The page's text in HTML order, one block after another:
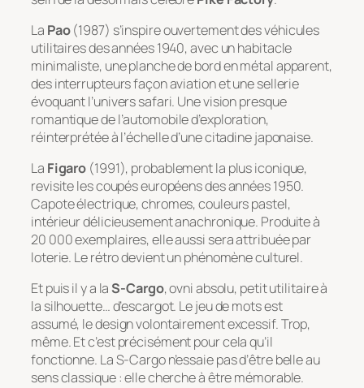
La Pao(1987) s’inspire ouvertement des véhicules
utilitaires des années 1940, avec un habitacle
minimaliste, une planche de bord en métal apparent,
des interrupteurs façon aviation et une sellerie
évoquant l’univers safari. Une vision presque
romantique de l’automobile d’exploration,
réinterprétée à l’échelle d’une citadine japonaise.
La Figaro (1991), probablement la plus iconique,
revisite les coupés européens des années 1950.
Capote électrique, chromes, couleurs pastel,
intérieur délicieusement anachronique. Produite à
20 000 exemplaires, elle aussi sera attribuée par
loterie. Le rétro devient un phénomène culturel.
Et puis il y a laS-Cargo, ovni absolu, petit utilitaire à
la silhouette… d’escargot. Le jeu de mots est
assumé, le design volontairement excessif. Trop,
même. Et c’est précisément pour cela qu’il
fonctionne. La S-Cargo n’essaie pas d’être belle au
sens classique : elle cherche à être mémorable.